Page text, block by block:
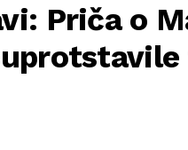
Priča o